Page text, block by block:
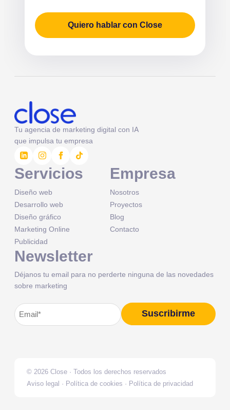
Quiero hablar con Close
Tu agencia de marketing digital con IA
que impulsa tu empresa
Servicios
Diseño web
Desarrollo web
Diseño gráfico
Marketing Online
Publicidad
Empresa
Nosotros
Proyectos
Blog
Contacto
Newsletter
Déjanos tu email para no perderte ninguna de las novedades
sobre marketing
Correo
electrónico(Obligatorio)
Suscribirme
Alternative:
© 2026 Close · Todos los derechos reservados
Aviso legal · Política de cookies · Política de privacidad